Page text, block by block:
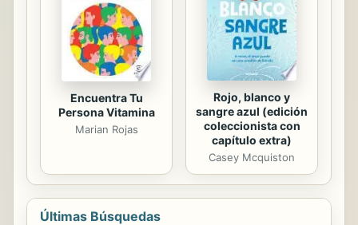
Encuentra Tu
Persona Vitamina
Marian Rojas
Rojo, blanco y
sangre azul (edición
coleccionista con
capítulo extra)
Casey Mcquiston
Últimas Búsquedas